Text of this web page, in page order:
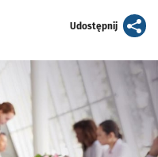
Udostępnijartykuł